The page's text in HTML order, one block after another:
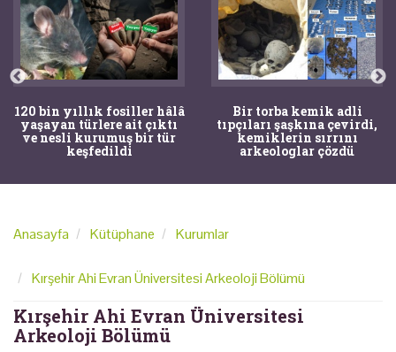
120 bin yıllık fosiller hâlâ
yaşayan türlere ait çıktı
ve nesli kurumuş bir tür
keşfedildi
Bir torba kemik adli
tıpçıları şaşkına çevirdi,
kemiklerin sırrını
arkeologlar çözdü
Anasayfa Kütüphane Kurumlar
Kırşehir Ahi Evran Üniversitesi Arkeoloji Bölümü
Kırşehir Ahi Evran Üniversitesi
Arkeoloji Bölümü